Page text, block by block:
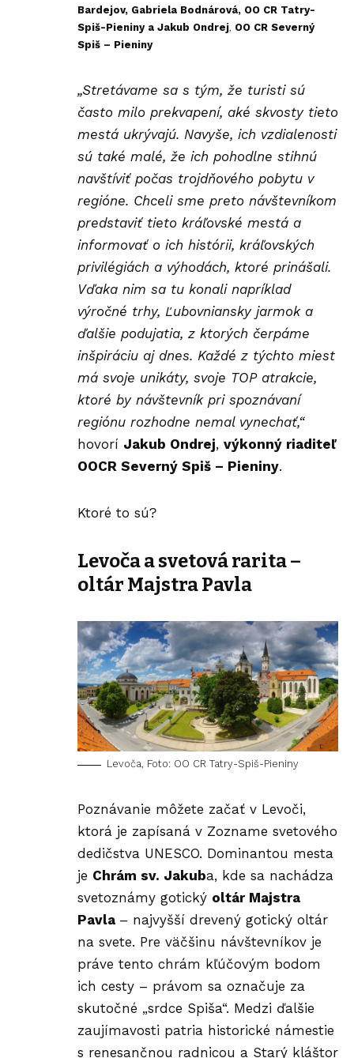
Bardejov, Gabriela Bodnárová, OO CR Tatry-
Spiš-Pieniny a Jakub Ondrej, OO CR Severný
Spiš – Pieniny
„Stretávame sa s tým, že turisti sú
často milo prekvapení, aké skvosty tieto
mestá ukrývajú. Navyše, ich vzdialenosti
sú také malé, že ich pohodlne stihnú
navštíviť počas trojdňového pobytu v
regióne. Chceli sme preto návštevníkom
predstaviť tieto kráľovské mestá a
informovať o ich histórii, kráľovských
privilégiách a výhodách, ktoré prinášali.
Vďaka nim sa tu konali napríklad
výročné trhy, Ľubovniansky jarmok a
ďalšie podujatia, z ktorých čerpáme
inšpiráciu aj dnes. Každé z týchto miest
má svoje unikáty, svoje TOP atrakcie,
ktoré by návštevník pri spoznávaní
regiónu rozhodne nemal vynechať,“
hovorí Jakub Ondrej, výkonný riaditeľ
OOCR Severný Spiš – Pieniny.
Ktoré to sú?
Levoča a svetová rarita –
oltár Majstra Pavla
Levoča, Foto: OO CR Tatry-Spiš-Pieniny
Poznávanie môžete začať v Levoči,
ktorá je zapísaná v Zozname svetového
dedičstva UNESCO. Dominantou mesta
je Chrám sv. Jakuba, kde sa nachádza
svetoznámy gotický oltár Majstra
Pavla – najvyšší drevený gotický oltár
na svete. Pre väčšinu návštevníkov je
práve tento chrám kľúčovým bodom
ich cesty – právom sa označuje za
skutočné „srdce Spiša“. Medzi ďalšie
zaujímavosti patria historické námestie
s renesančnou radnicou a Starý kláštor